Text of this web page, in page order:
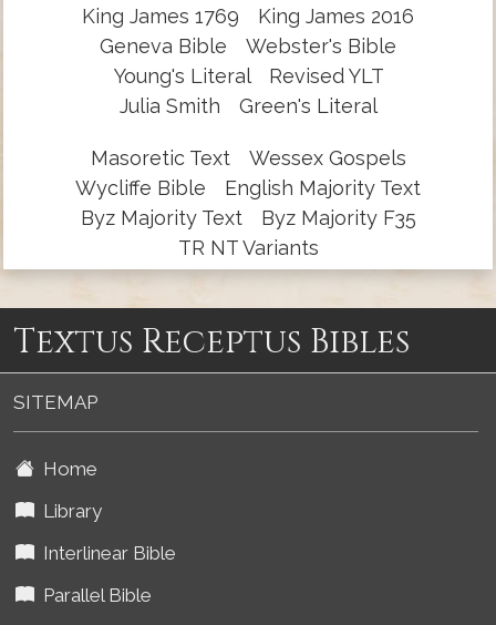
King James 1769
King James 2016
Geneva Bible
Webster's Bible
Young's Literal
Revised YLT
Julia Smith
Green's Literal
Masoretic Text
Wessex Gospels
Wycliffe Bible
English Majority Text
Byz Majority Text
Byz Majority F35
TR NT Variants
Textus Receptus Bibles
SITEMAP
Home
Library
Interlinear Bible
Parallel Bible